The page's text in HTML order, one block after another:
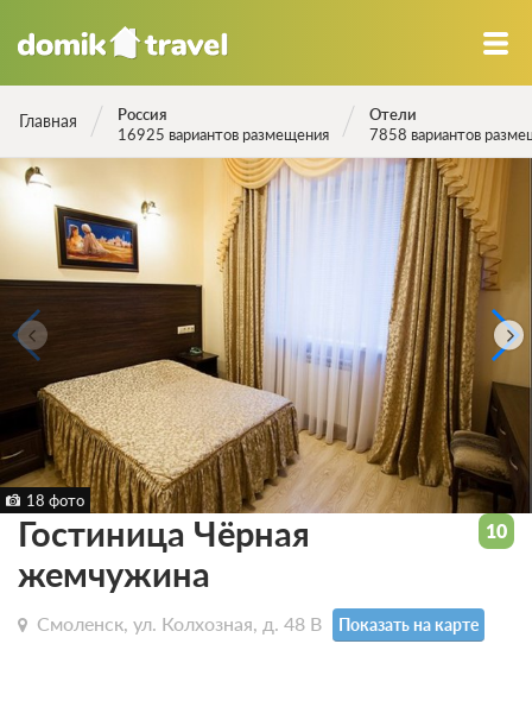
Главная
Россия
16925 вариантов размещения
Отели
7858 вариантов
18 фото
Гостиница Чёрная
жемчужина
Смоленск, ул. Колхозная, д. 48 В Показать на карте
10